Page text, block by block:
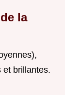
la
et brillantes.